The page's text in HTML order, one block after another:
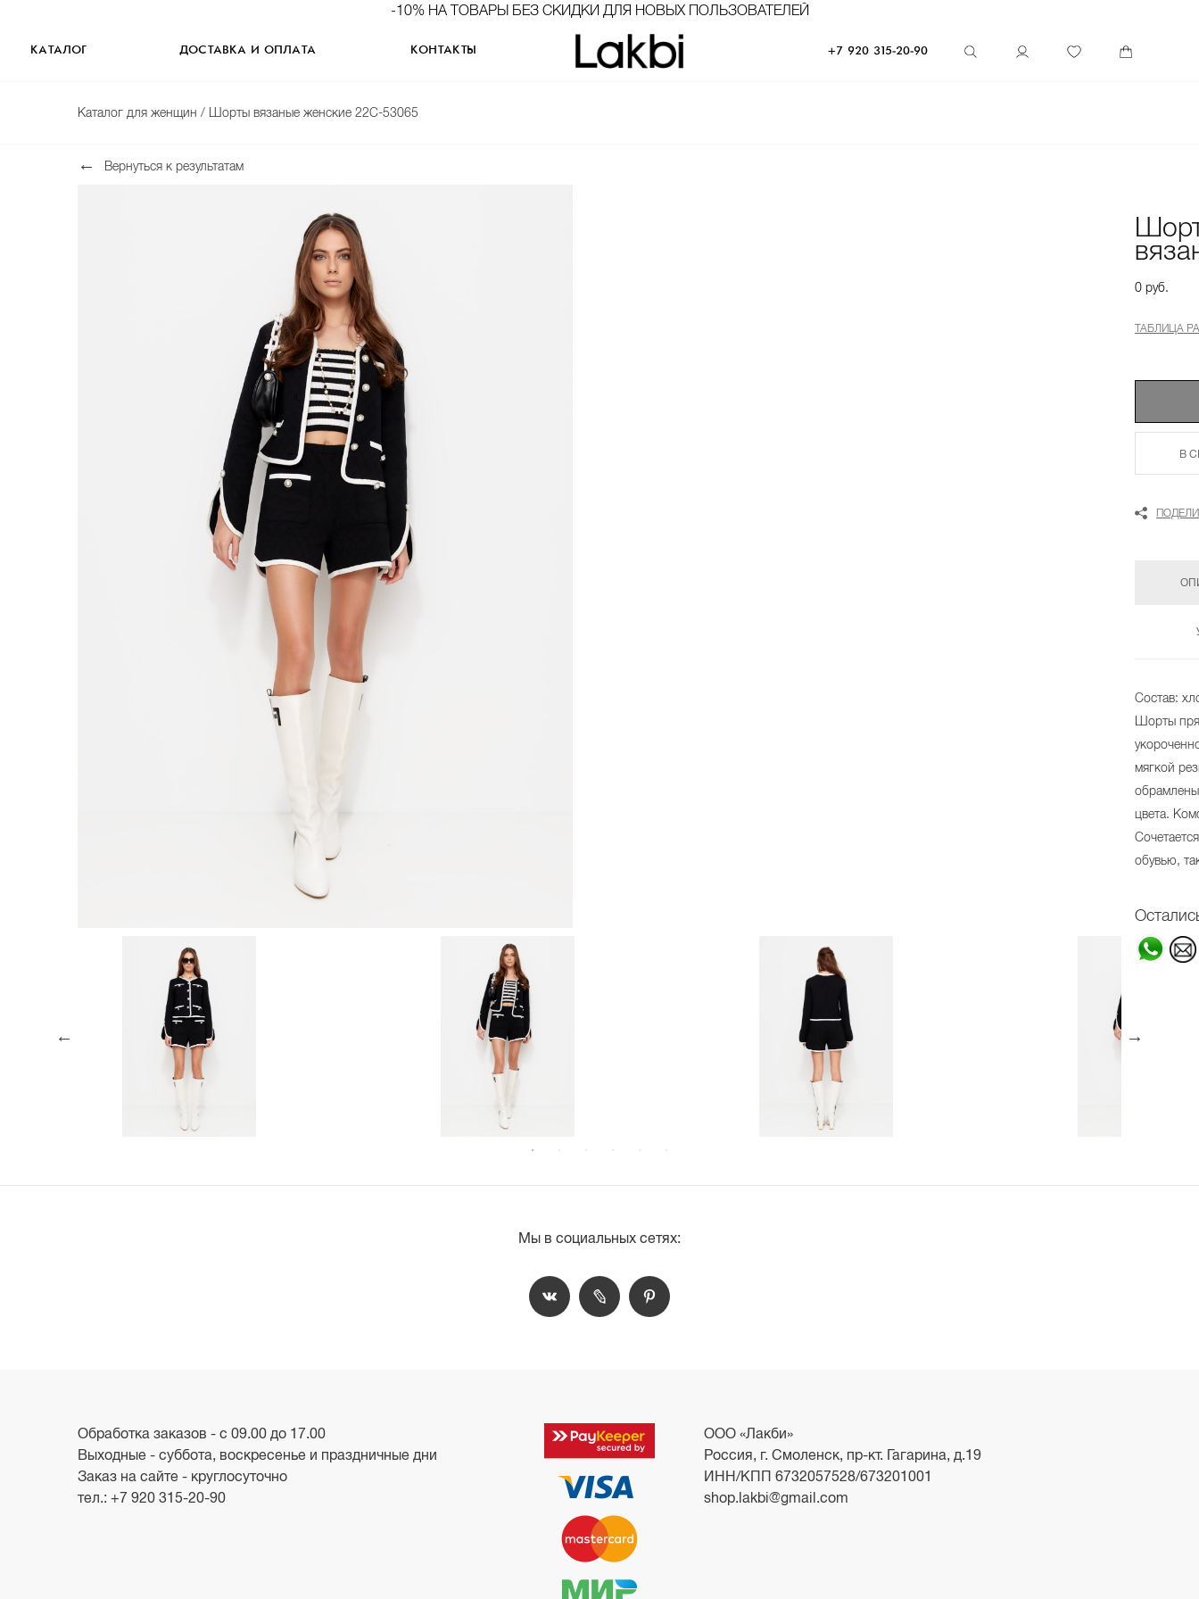
-10% НА ТОВАРЫ БЕЗ СКИДКИ ДЛЯ НОВЫХ ПОЛЬЗОВАТЕЛЕЙ
КАТАЛОГ ДОСТАВКА И ОПЛАТА КОНТАКТЫ +7 920 315-20-90
Каталог для женщин / Шорты вязаные женские 22С-53065
Вернуться к результатам
0 руб.
ТАБЛИЦА
В
Состав:
Шорты
мягкой
цвета.
обувью,
Мы в социальных сетях:
Обработка заказов - с 09.00 до 17.00
Выходные - суббота, воскресенье и праздничные дни
Заказ на сайте - круглосуточно
тел.: +7 920 315-20-90
ООО «Лакби»
Россия, г. Смоленск, пр-кт. Гагарина, д.19
ИНН/КПП 6732057528/673201001
shop.lakbi@gmail.com